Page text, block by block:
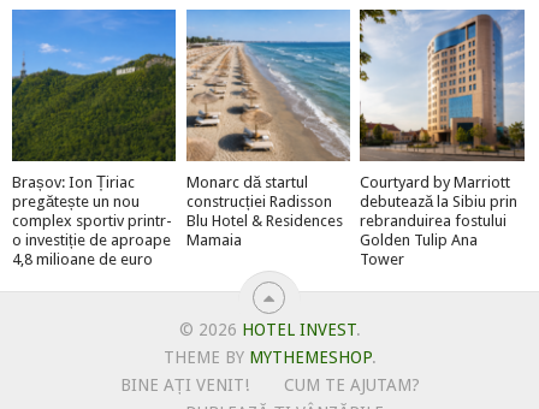
Brașov: Ion Țiriac
pregătește un nou
complex sportiv printr-
o investiție de aproape
4,8 milioane de euro
Monarc dă startul
construcției Radisson
Blu Hotel & Residences
Mamaia
Courtyard by Marriott
debutează la Sibiu prin
rebranduirea fostului
Golden Tulip Ana
Tower
© 2026 HOTEL INVEST.
THEME BY MYTHEMESHOP.
BINE AȚI VENIT!
CUM TE AJUTAM?